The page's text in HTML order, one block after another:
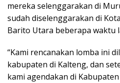
mereka selenggarakan di
sudah diselenggarakan di
Barito Utara beberapa waktu
“Kami rencanakan lomba ini
kabupaten di Kalteng, dan
kami agendakan di Kabupaten